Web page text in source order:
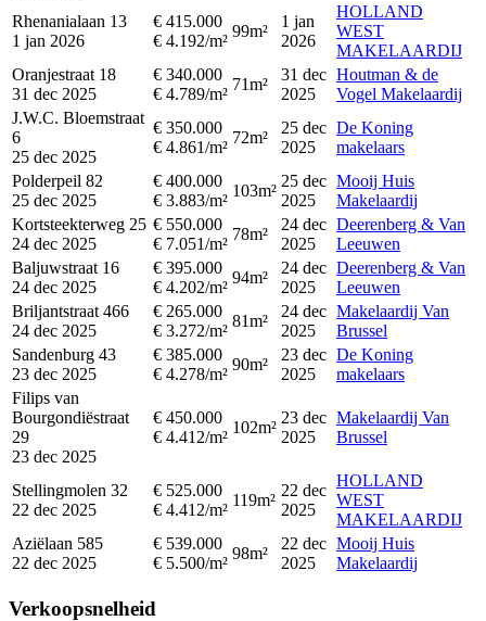
Rhenanialaan 13
1 jan 2026
€ 415.000
€ 4.192/m²
99m²
1 jan
2026
HOLLAND
WEST
MAKELAARDIJ
Oranjestraat 18
31 dec 2025
€ 340.000
€ 4.789/m²
71m²
31 dec
2025
Houtman & de
Vogel Makelaardij
J.W.C. Bloemstraat
6
25 dec 2025
€ 350.000
€ 4.861/m²
72m²
25 dec
2025
De Koning
makelaars
Polderpeil 82
25 dec 2025
€ 400.000
€ 3.883/m²
103m²
25 dec
2025
Mooij Huis
Makelaardij
Kortsteekterweg 25
24 dec 2025
€ 550.000
€ 7.051/m²
78m²
24 dec
2025
Deerenberg & Van
Leeuwen
Baljuwstraat 16
24 dec 2025
€ 395.000
€ 4.202/m²
94m²
24 dec
2025
Deerenberg & Van
Leeuwen
Briljantstraat 466
24 dec 2025
€ 265.000
€ 3.272/m²
81m²
24 dec
2025
Makelaardij Van
Brussel
Sandenburg 43
23 dec 2025
€ 385.000
€ 4.278/m²
90m²
23 dec
2025
De Koning
makelaars
Filips van
Bourgondiëstraat
29
23 dec 2025
€ 450.000
€ 4.412/m²
102m²
23 dec
2025
Makelaardij Van
Brussel
Stellingmolen 32
22 dec 2025
€ 525.000
€ 4.412/m²
119m²
22 dec
2025
HOLLAND
WEST
MAKELAARDIJ
Aziëlaan 585
22 dec 2025
€ 539.000
€ 5.500/m²
98m²
22 dec
2025
Mooij Huis
Makelaardij
Verkoopsnelheid